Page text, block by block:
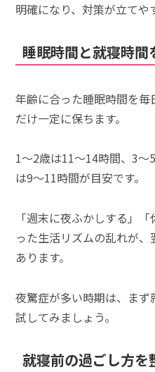
明確になり、対策が立てや
睡眠時間と就寝時間
年齢に合った睡眠時間を
だけ一定に保ちます。
1〜2歳は11〜14時間、3
は9〜11時間が目安です。
「週末に夜ふかしする」
った生活リズムの乱れが
あります。
夜驚症が多い時期は、ま
試してみましょう。
就寝前の過ごし方を